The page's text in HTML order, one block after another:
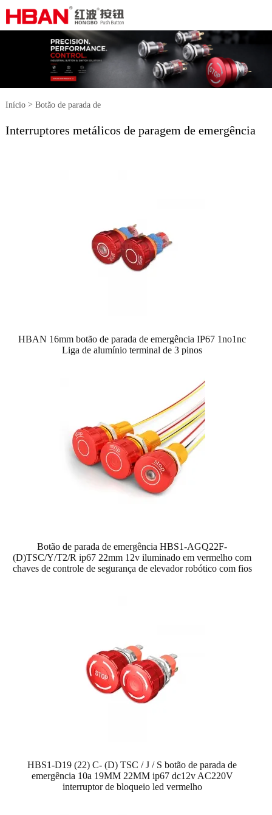
Início> Botão de parada de
emergência>Interruptores metálicos
Interruptores metálicos de paragem de emergência
HBAN 16mm botão de parada de emergência IP67 1no1nc
Liga de alumínio terminal de 3 pinos
Botão de parada de emergência HBS1-AGQ22F-
(D)TSC/Y/T2/R ip67 22mm 12v iluminado em vermelho com
chaves de controle de segurança de elevador robótico com fios
HBS1-D19 (22) C- (D) TSC / J / S botão de parada de
emergência 10a 19MM 22MM ip67 dc12v AC220V
interruptor de bloqueio led vermelho